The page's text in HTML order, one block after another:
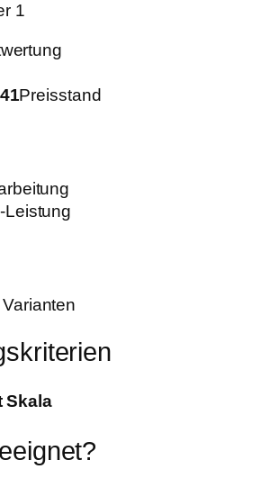
1
Preisstand
Leistung
Skala